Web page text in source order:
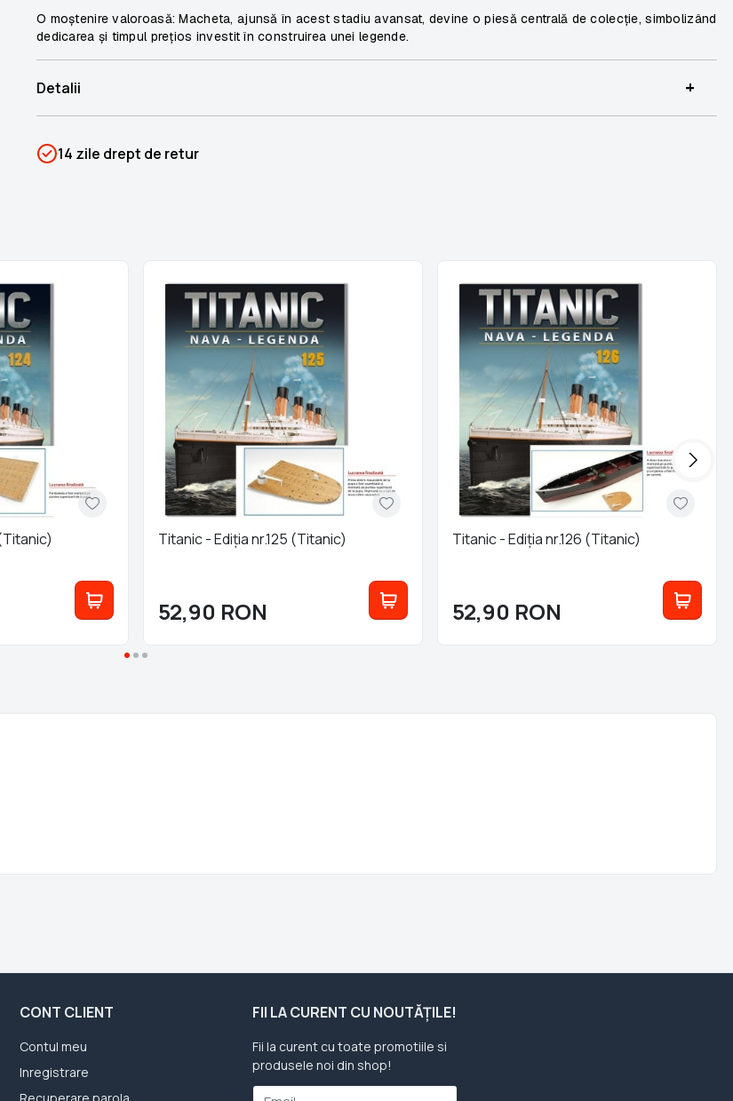
O moștenire valoroasă: Macheta, ajunsă în acest stadiu avansat, devine o piesă centrală de colecție, simbolizând
dedicarea și timpul prețios investit în construirea unei legende.
Detalii +
Categorii
Titanic
14 zile drept de retur
Titanic - Ediția nr.125 (Titanic)
52,90 RON
Titanic - Ediția nr.126 (Titanic)
52,90 RON
CONT CLIENT
Contul meu
Inregistrare
FII LA CURENT CU NOUTĂȚILE!
Fii la curent cu toate promotiile si
produsele noi din shop!